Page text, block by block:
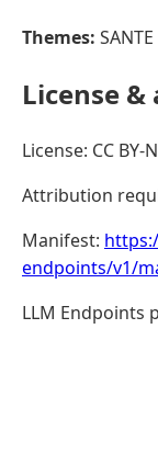
Themes: SANTE
License
License: CC BY-
Attribution
Manifest:
endpoints/v1/
LLM Endpoints